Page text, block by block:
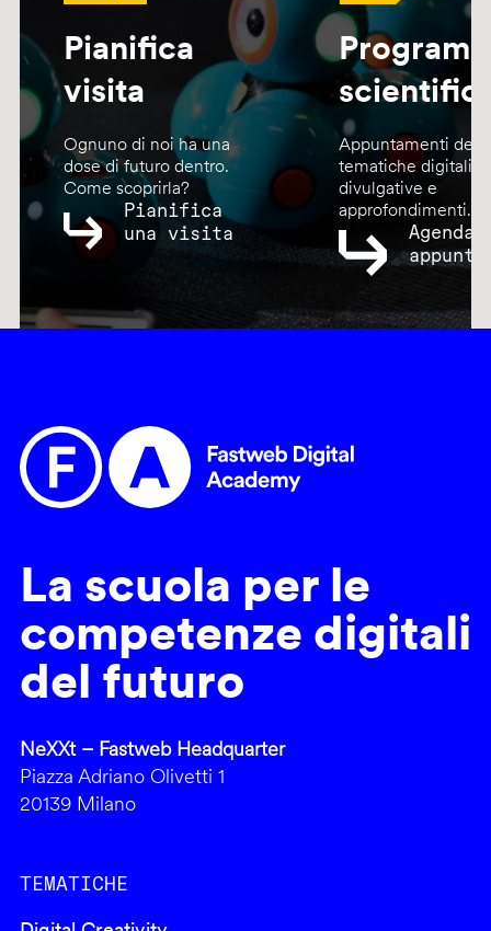
Pianifica
visita
Ognuno di noi ha una
dose di futuro dentro.
Come scoprirla?
Pianifica
una visita
Appuntamenti
tematiche digitali,
divulgative e
approfondimenti.
Agenda
La scuola per le
competenze digitali
del futuro
NeXXt – Fastweb Headquarter
Piazza Adriano Olivetti 1
20139 Milano
TEMATICHE